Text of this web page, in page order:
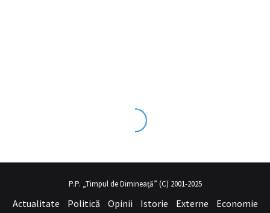
tecrübesinin ve üstsex izleseviye olduğu dışarıdan
P.P. „Timpul de Dimineață” (C) 2001-2025
Actualitate Politică Opinii Istorie Externe Economie